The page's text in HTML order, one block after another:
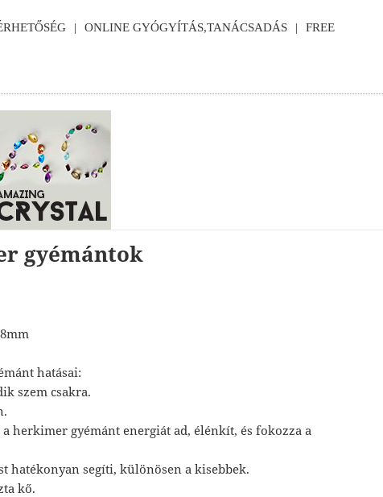
ONLINE GYÓGYÍTÁS,TANÁCSADÁS FREE
gyémántok
hatásai:
szem csakra.
a herkimer gyémánt energiát ad, élénkít, és fokozza a
hatékonyan segíti, különösen a kisebbek.
kő.